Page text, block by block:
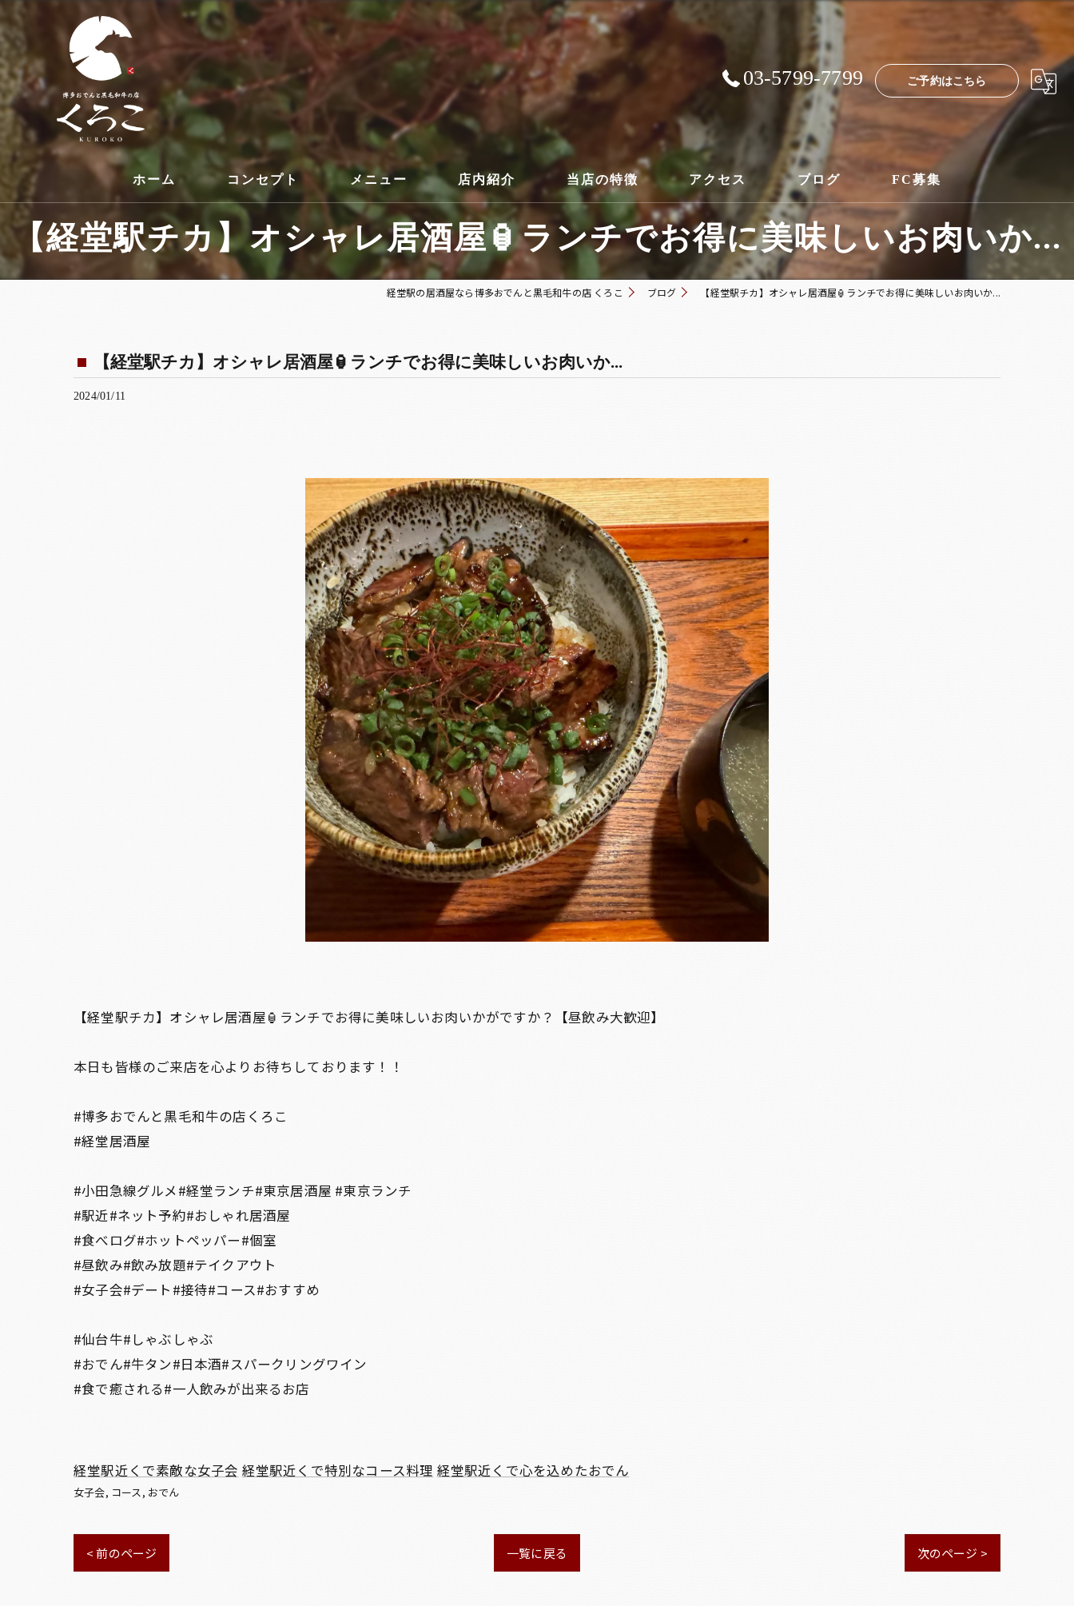
03-5799-7799 ご予約はこちら
ホーム コンセプト メニュー 店内紹介 当店の特徴
コース
アクセス ブログ FC募集
【経堂駅チカ】オシャレ居酒屋🏮ランチでお得に美味しいお肉いか...
経堂駅の居酒屋なら博多おでんと黒毛和牛の店 くろこ ブログ 【経堂駅チカ】オシャレ居酒屋🏮ランチでお得に美味しいお肉いか...
【経堂駅チカ】オシャレ居酒屋🏮ランチでお得に美味しいお肉いか...
2024/01/11
【経堂駅チカ】オシャレ居酒屋🏮ランチでお得に美味しいお肉いかがですか？【昼飲み大歓迎】
本日も皆様のご来店を心よりお待ちしております！！
#博多おでんと黒毛和牛の店くろこ
#経堂居酒屋
#小田急線グルメ#経堂ランチ#東京居酒屋 #東京ランチ
#駅近#ネット予約#おしゃれ居酒屋
#食べログ#ホットペッパー#個室
#昼飲み#飲み放題#テイクアウト
#女子会#デート#接待#コース#おすすめ
#仙台牛#しゃぶしゃぶ
#おでん#牛タン#日本酒#スパークリングワイン
#食で癒される#一人飲みが出来るお店
経堂駅近くで素敵な女子会 経堂駅近くで特別なコース料理 経堂駅近くで心を込めたおでん
女子会 コース おでん
< 前のページ 一覧に戻る 次のページ >